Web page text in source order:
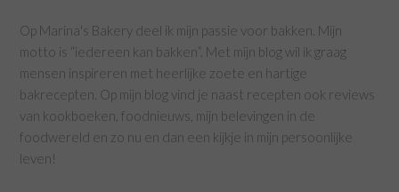
Op Marina's Bakery deel ik mijn passie voor bakken. Mijn
motto is “iedereen kan bakken”. Met mijn blog wil ik graag
mensen inspireren met heerlijke zoete en hartige
bakrecepten. Op mijn blog vind je naast recepten ook reviews
van kookboeken, foodnieuws, mijn belevingen in de
foodwereld en zo nu en dan een kijkje in mijn persoonlijke
leven!